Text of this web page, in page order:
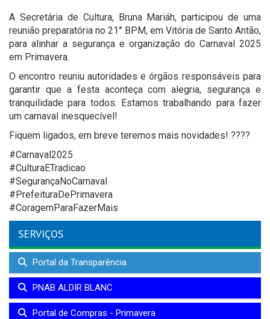
A Secretária de Cultura, Bruna Mariáh, participou de uma
reunião preparatória no 21° BPM, em Vitória de Santo Antão,
para alinhar a segurança e organização do Carnaval 2025
em Primavera.
O encontro reuniu autoridades e órgãos responsáveis para
garantir que a festa aconteça com alegria, segurança e
tranquilidade para todos. Estamos trabalhando para fazer
um carnaval inesquecível!
Fiquem ligados, em breve teremos mais novidades! ????
#Carnaval2025
#CulturaETradicao
#SegurançaNoCarnaval
#PrefeituraDePrimavera
#CoragemParaFazerMais
SERVIÇOS
Portal da Transparência
PNAB ALDIR BLANC
Portal de Compras - Primavera